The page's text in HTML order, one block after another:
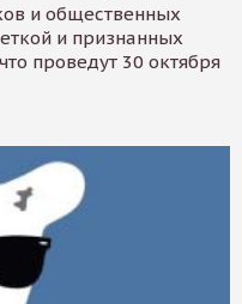
и общественных
и признанных
проведут 30 октября